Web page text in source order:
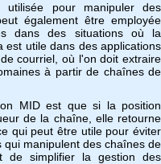
pour manipuler des
également être employée
dans des situations où la
est utile dans des applications
courriel, où l'on doit extraire
à partir de chaînes de
MID est que si la position
de la chaîne, elle retourne
qui peut être utile pour éviter
manipulent des chaînes de
de simplifier la gestion des